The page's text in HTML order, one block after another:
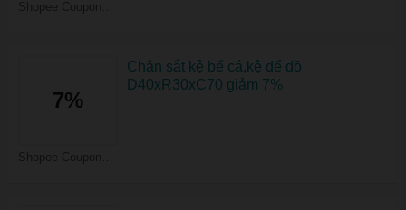
7%
Chân sắt kệ bể cá,kệ để đồ
D40xR30xC70 giảm 7%